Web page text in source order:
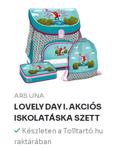
ARS UNA
LOVELY DAY I. AKCIÓS
ISKOLATÁSKA SZETT
Készleten a Tolltartó.hu
raktárában